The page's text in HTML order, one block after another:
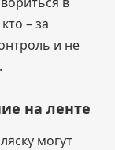
– за
и не
на ленте
могут